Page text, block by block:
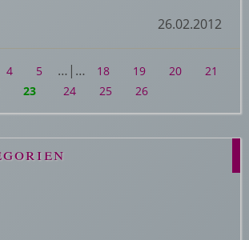
26.02.2012
4 5 …|… 18 19 20
21
23 24 25 26